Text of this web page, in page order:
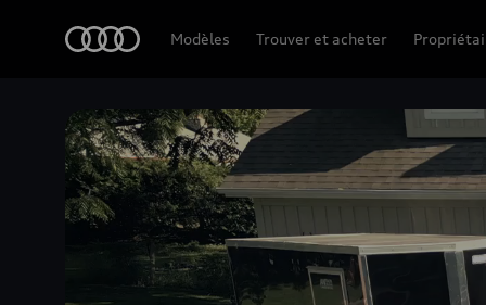
Modèles Trouver et acheter